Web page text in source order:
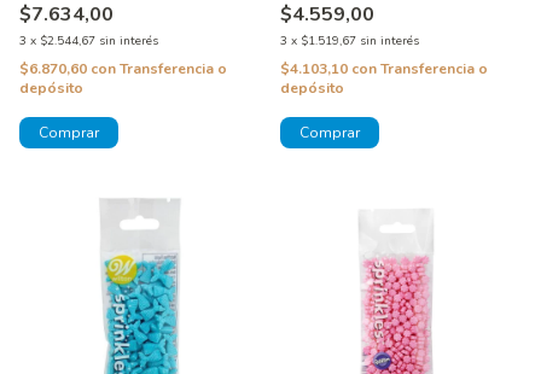
$7.634,00
3 x $2.544,67 sin interés
$6.870,60 conTransferencia o
depósito
$4.559,00
3 x $1.519,67 sin interés
$4.103,10 conTransferencia o
depósito